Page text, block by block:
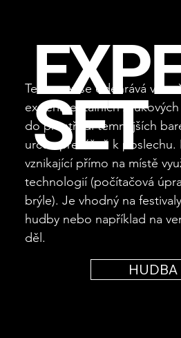
SET
Tento set se odehrává ve
experimentálních
do prostředí temnějších
určen převážně k
vznikající přímo na místě
technologií (počítačová
brýle). Je vhodný na
hudby nebo například na
děl.
HUDBA